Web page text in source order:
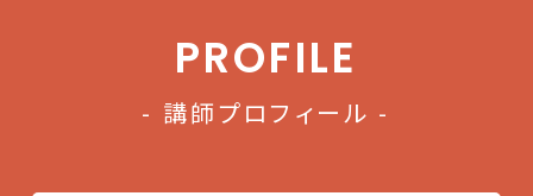
PROFILE
- 講師プロフィール -